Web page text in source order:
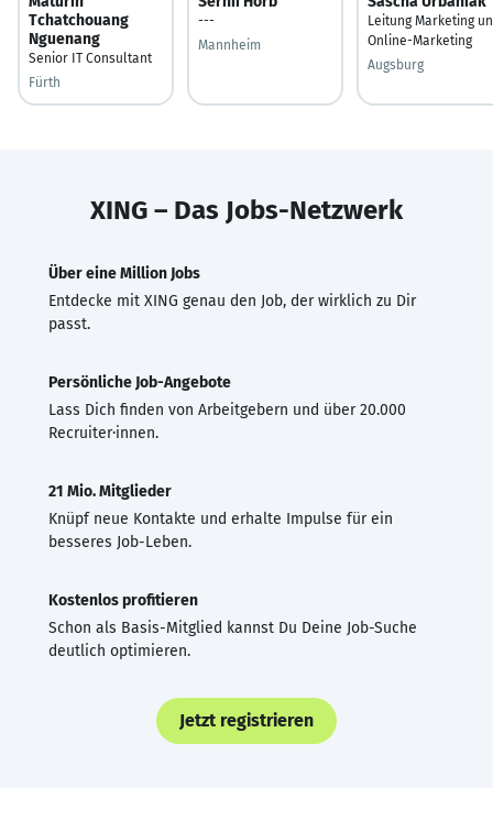
Tchatchouang
Nguenang
Senior IT Consultant
Fürth
---
Mannheim
Leitung Marketing
Online-Marketing
Augsburg
XING – Das Jobs-Netzwerk
Über eine Million Jobs
Entdecke mit XING genau den Job, der wirklich zu Dir
passt.
Persönliche Job-Angebote
Lass Dich finden von Arbeitgebern und über 20.000
Recruiter·innen.
21 Mio. Mitglieder
Knüpf neue Kontakte und erhalte Impulse für ein
besseres Job-Leben.
Kostenlos profitieren
Schon als Basis-Mitglied kannst Du Deine Job-Suche
deutlich optimieren.
Jetzt registrieren